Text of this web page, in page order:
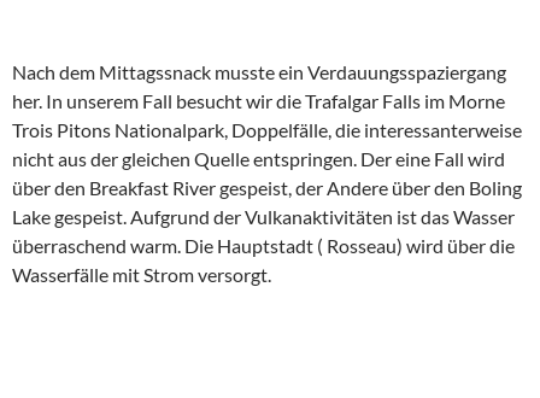
Nach dem Mittagssnack musste ein Verdauungsspaziergang
her. In unserem Fall besucht wir die Trafalgar Falls im Morne
Trois Pitons Nationalpark, Doppelfälle, die interessanterweise
nicht aus der gleichen Quelle entspringen. Der eine Fall wird
über den Breakfast River gespeist, der Andere über den Boling
Lake gespeist. Aufgrund der Vulkanaktivitäten ist das Wasser
überraschend warm. Die Hauptstadt ( Rosseau) wird über die
Wasserfälle mit Strom versorgt.